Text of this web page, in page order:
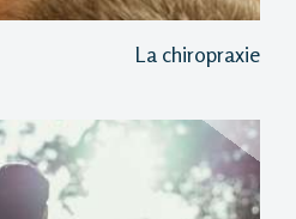
La chiropraxie